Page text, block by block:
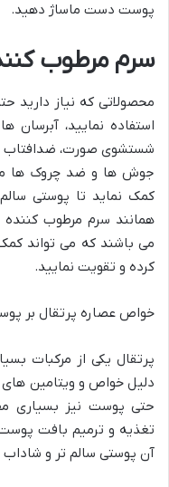
پوست دست ماساژ دهید.
سرم مرطوب
محصولاتی که نیاز دارید
استفاده نمایید،
شستشوی صورت، ضدافتاب
جوش ها و ضد چروک ها می
کمک نماید تا پوستی
همانند سرم مرطوب کننده
می باشند که می تواند
کرده و تقویت نمایید.
خواص عصاره پرتقال بر
پرتقال یکی از مرکبات
دلیل خواص و ویتامین های
حتی پوست نیز بسیاری
تغذیه و ترمیم بافت پوست
آن پوستی سالم تر و شاداب